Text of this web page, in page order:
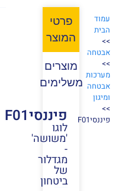
עמוד
הבית
>>
אבטחה
>>
מערכות
אבטחה
ומיגון
>>
פיננסיF01
פרטי
המוצר
מוצרים
משלימים
פיננסיF01
לוגו
'משושה'
מגדלור
של
ביטחון